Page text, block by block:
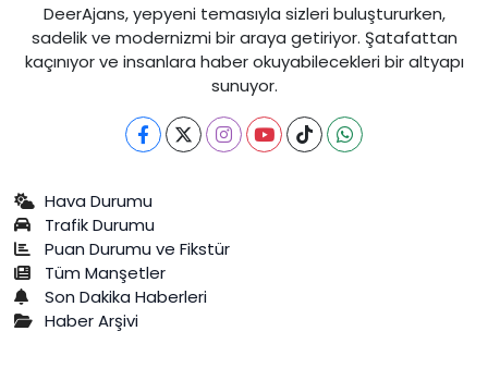
DeerAjans, yepyeni temasıyla sizleri buluştururken,
sadelik ve modernizmi bir araya getiriyor. Şatafattan
kaçınıyor ve insanlara haber okuyabilecekleri bir altyapı
sunuyor.
Hava Durumu
Trafik Durumu
Puan Durumu ve Fikstür
Tüm Manşetler
Son Dakika Haberleri
Haber Arşivi